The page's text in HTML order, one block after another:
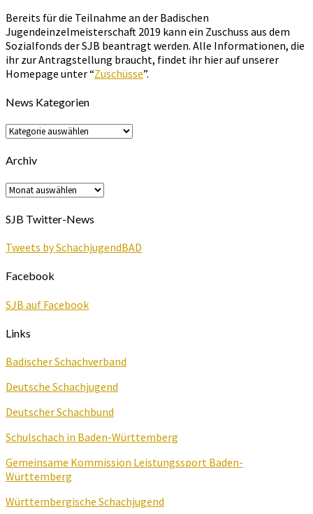
Bereits für die Teilnahme an der Badischen
Jugendeinzelmeisterschaft 2019 kann ein Zuschuss aus dem
Sozialfonds der SJB beantragt werden. Alle Informationen, die
ihr zur Antragstellung braucht, findet ihr hier auf unserer
Homepage unter “Zuschüsse”.
News Kategorien
News
Archiv
Archiv
SJB Twitter-News
Tweets by SchachjugendBAD
Facebook
SJB auf Facebook
Links
Badischer Schachverband
Deutsche Schachjugend
Deutscher Schachbund
Schulschach in Baden-Württemberg
Gemeinsame Kommission Leistungssport Baden-
Württemberg
Württembergische Schachjugend